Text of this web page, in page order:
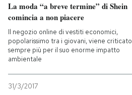
La moda “a breve termine” di Shein
comincia a non piacere
Il negozio online di vestiti economici,
popolarissimo tra i giovani, viene criticato
sempre più per il suo enorme impatto
ambientale
31/3/2017